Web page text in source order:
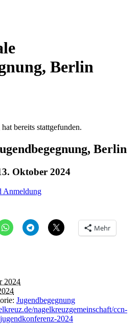
Berlin
bereits stattgefunden.
Berlin
Oktober 2024
Anmeldung
Mehr
2024
Jugendbegegnung
nagelkreuzgemeinschaft/ccn-
2024